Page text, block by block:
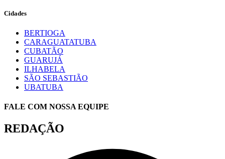
Cidades
BERTIOGA
CARAGUATATUBA
CUBATÃO
GUARUJÁ
ILHABELA
SÃO SEBASTIÃO
UBATUBA
FALE COM NOSSA EQUIPE
REDAÇÃO